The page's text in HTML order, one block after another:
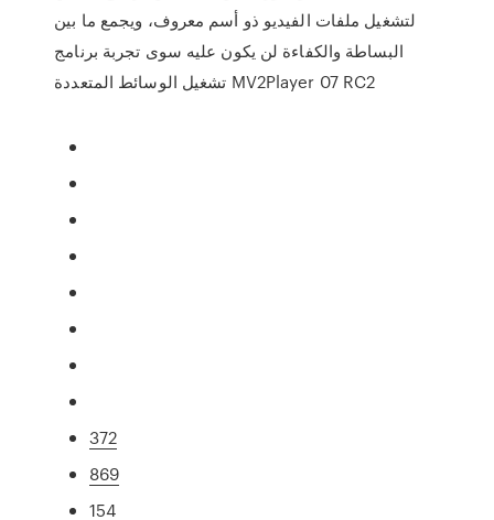
لتشغيل ملفات الفيديو ذو أسم معروف، ويجمع ما بين
البساطة والكفاءة لن يكون عليه سوى تجربة برنامج
تشغيل الوسائط المتعددة MV2Player 07 RC2
372
869
154